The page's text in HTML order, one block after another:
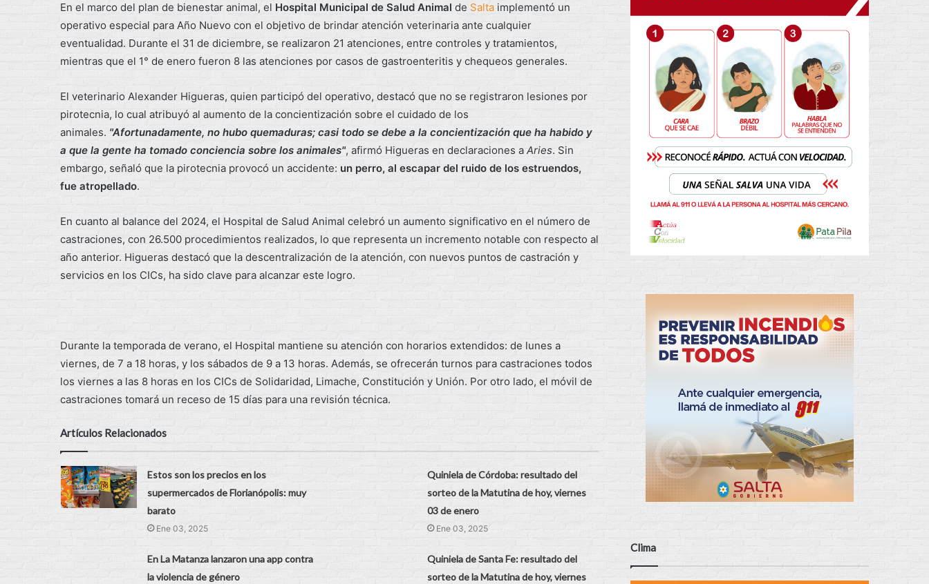
En el marco del plan de bienestar animal, el Hospital Municipal de Salud Animal de Salta implementó un
operativo especial para Año Nuevo con el objetivo de brindar atención veterinaria ante cualquier
eventualidad. Durante el 31 de diciembre, se realizaron 21 atenciones, entre controles y tratamientos,
mientras que el 1° de enero fueron 8 las atenciones por casos de gastroenteritis y chequeos generales.
El veterinario Alexander Higueras, quien participó del operativo, destacó que no se registraron lesiones por
pirotecnia, lo cual atribuyó al aumento de la concientización sobre el cuidado de los
animales. "Afortunadamente, no hubo quemaduras; casi todo se debe a la concientización que ha habido y
a que la gente ha tomado conciencia sobre los animales", afirmó Higueras en declaraciones aAries. Sin
embargo, señaló que la pirotecnia provocó un accidente: un perro, al escapar del ruido de los estruendos,
fue atropellado.
En cuanto al balance del 2024, el Hospital de Salud Animal celebró un aumento significativo en el número de
castraciones, con 26.500 procedimientos realizados, lo que representa un incremento notable con respecto al
año anterior. Higueras destacó que la descentralización de la atención, con nuevos puntos de castración y
servicios en los CICs, ha sido clave para alcanzar este logro.
Durante la temporada de verano, el Hospital mantiene su atención con horarios extendidos: de lunes a
viernes, de 7 a 18 horas, y los sábados de 9 a 13 horas. Además, se ofrecerán turnos para castraciones todos
los viernes a las 8 horas en los CICs de Solidaridad, Limache, Constitución y Unión. Por otro lado, el móvil de
castraciones tomará un receso de 15 días para una revisión técnica.
Artículos Relacionados
Estos son los precios en los
supermercados de Florianópolis: muy
barato
Ene 03, 2025
Quiniela de Córdoba: resultado del
sorteo de la Matutina de hoy, viernes
03 de enero
Ene 03, 2025
En La Matanza lanzaron una app contra
la violencia de género
Quiniela de Santa Fe: resultado del
sorteo de la Matutina de hoy, viernes
Clima